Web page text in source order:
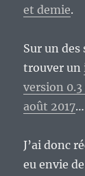
et demie.
Sur un
trouver un
version
août 2017…
J’ai donc
eu envie